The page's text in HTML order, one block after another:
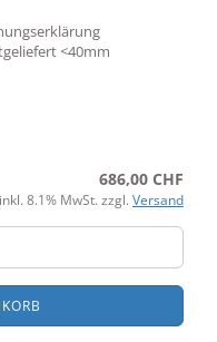
<40mm
686,00 CHF
inkl. 8.1% MwSt. zzgl. Versand